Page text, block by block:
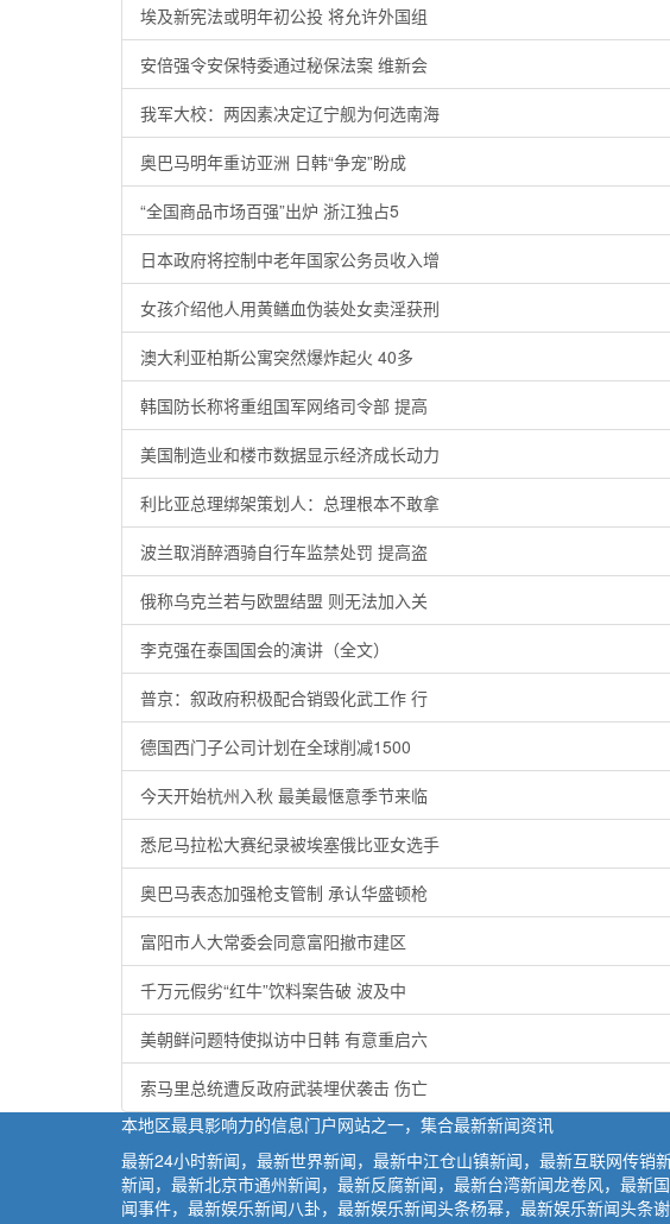
埃及新宪法或明年初公投 将允许外国组
安倍强令安保特委通过秘保法案 维新会
我军大校：两因素决定辽宁舰为何选南海
奥巴马明年重访亚洲 日韩“争宠”盼成
“全国商品市场百强”出炉 浙江独占5
日本政府将控制中老年国家公务员收入增
女孩介绍他人用黄鳝血伪装处女卖淫获刑
澳大利亚柏斯公寓突然爆炸起火 40多
韩国防长称将重组国军网络司令部 提高
美国制造业和楼市数据显示经济成长动力
利比亚总理绑架策划人：总理根本不敢拿
波兰取消醉酒骑自行车监禁处罚 提高盗
俄称乌克兰若与欧盟结盟 则无法加入关
李克强在泰国国会的演讲（全文）
普京：叙政府积极配合销毁化武工作 行
德国西门子公司计划在全球削减1500
今天开始杭州入秋 最美最惬意季节来临
悉尼马拉松大赛纪录被埃塞俄比亚女选手
奥巴马表态加强枪支管制 承认华盛顿枪
富阳市人大常委会同意富阳撤市建区
千万元假劣“红牛”饮料案告破 波及中
美朝鲜问题特使拟访中日韩 有意重启六
索马里总统遭反政府武装埋伏袭击 伤亡
本地区最具影响力的信息门户网站之一，集合最新新闻资讯
最新24小时新闻，最新世界新闻，最新中江仓山镇新闻，最新互联网传
新闻，最新北京市通州新闻，最新反腐新闻，最新台湾新闻龙卷风，最
闻事件，最新娱乐新闻八卦，最新娱乐新闻头条杨幂，最新娱乐新闻头